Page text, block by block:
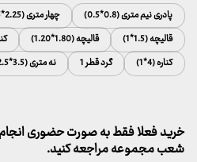
پادری نیم متری (0.8*0.5)
چهار متری (2.25*1.5)
قالیچه (1.5*1)
قالیچه (1.80*1.20)
کناره (4*1)
گرد قطر 1 نه متری (3.5*2.5)
خرید فعلا فقط به صورت حضوری انجام
شعب مجموعه مراجعه کنید.